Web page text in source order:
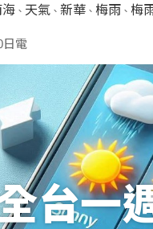
海、 天氣、 新華、 梅雨 、 梅
日電
台一